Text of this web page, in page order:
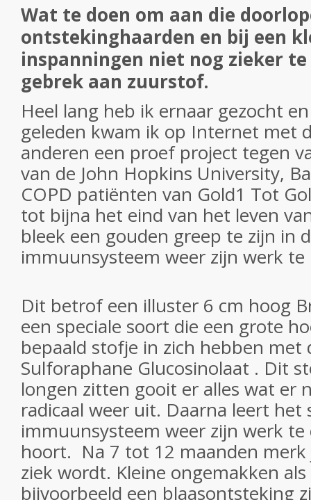
Wat te doen om aan die
ontstekinghaarden en bij een
inspanningen niet nog zieker
gebrek aan zuurstof.
Heel lang heb ik ernaar gezocht
geleden kwam ik op Internet met
anderen een proef project tegen
van de John Hopkins University,
COPD patiënten van Gold1 Tot
tot bijna het eind van het leven
bleek een gouden greep te zijn in
immuunsysteem weer zijn werk
Dit betrof een illuster 6 cm hoog
een speciale soort die een grote
bepaald stofje in zich hebben met
Sulforaphane Glucosinolaat . Dit
longen zitten gooit er alles wat er
radicaal weer uit. Daarna leert
immuunsysteem weer zijn werk te
hoort. Na 7 tot 12 maanden
ziek wordt. Kleine ongemakken
bijvoorbeeld een blaasontsteking